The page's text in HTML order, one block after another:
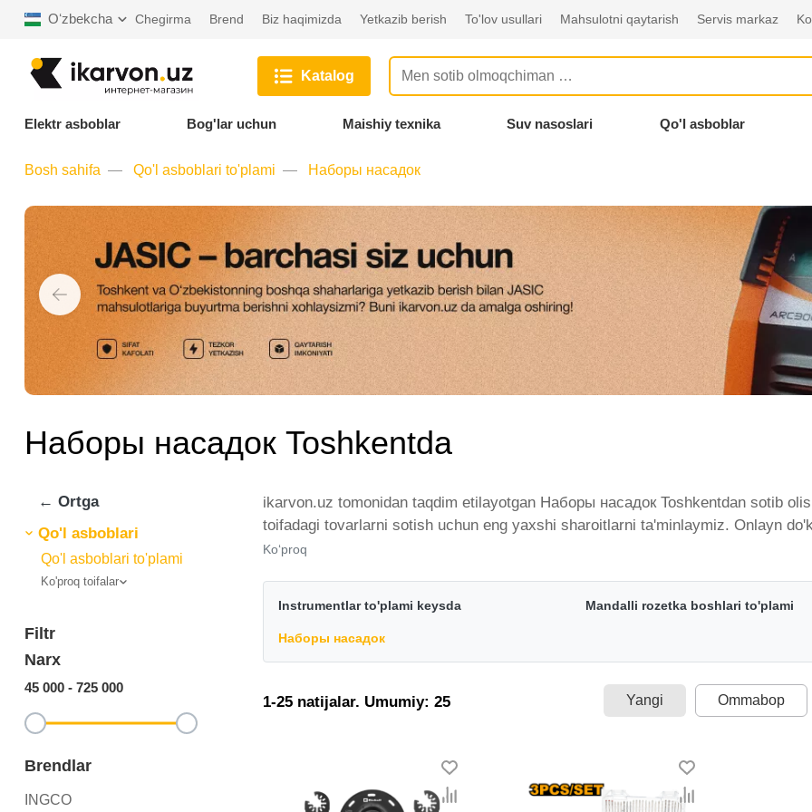
Oʻzbekcha Chegirma Brend Biz haqimizda Yetkazib berish To'lov usullari Mahsulotni qaytarish Servis markaz
Katalog
Elektr asboblar Bog'lar uchun Maishiy texnika Suv nasoslari Qo'l asboblar
Bosh sahifa Qo'l asboblari to'plami Наборы насадок
Наборы насадок Toshkentda
← Ortga
Qo'l asboblari
Qo'l asboblari to'plami
Ko'proq toifalar
Filtr
Narx
45 000 - 725 000
Brendlar
INGCO
ikarvon.uz tomonidan taqdim etilayotgan Наборы насадок Toshkentdan sotib
toifadagi tovarlarni sotish uchun eng yaxshi sharoitlarni ta'minlaymiz. Onlayn
brendlar tomonidan taqdim etilgan bo'lib, ularning ro'yxati doimiy ravishda
Ko‘proq
Instrumentlar to'plami keysda Mandalli rozetka boshlari to'plami
Наборы насадок
1-25 natijalar. Umumiy: 25 Yangi Ommabop